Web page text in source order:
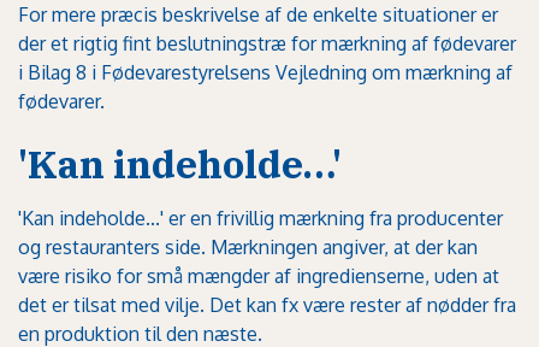
For mere præcis beskrivelse af de enkelte situationer er
der et rigtig fint beslutningstræ for mærkning af fødevarer
i Bilag 8 i Fødevarestyrelsens Vejledning om mærkning af
fødevarer.
'Kan indeholde…'
'Kan indeholde...' er en frivillig mærkning fra producenter
og restauranters side. Mærkningen angiver, at der kan
være risiko for små mængder af ingredienserne, uden at
det er tilsat med vilje. Det kan fx være rester af nødder fra
en produktion til den næste.